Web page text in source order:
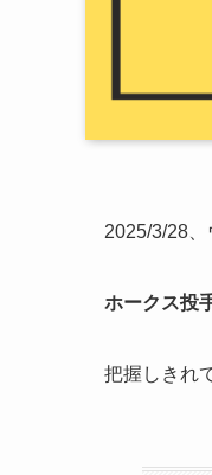
2025/3/28、
ホークス投
把握しきれ